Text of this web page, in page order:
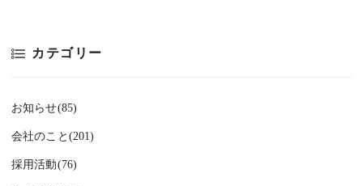
カテゴリー
お知らせ(85)
会社のこと(201)
採用活動(76)